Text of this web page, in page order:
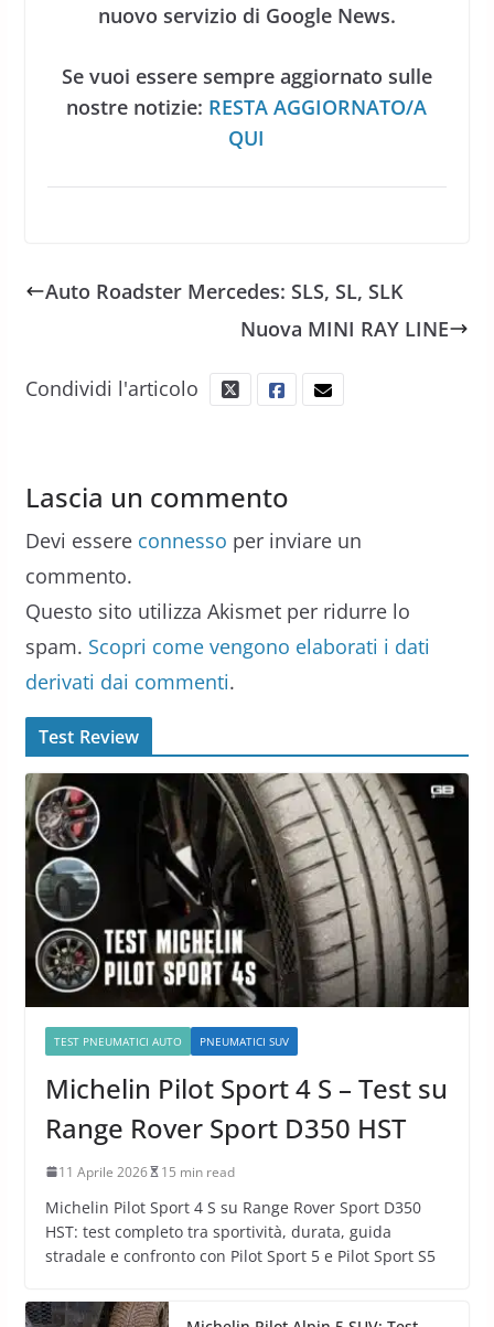
nuovo servizio di Google News.
Se vuoi essere sempre aggiornato sulle
nostre notizie: RESTA AGGIORNATO/A
QUI
Auto Roadster Mercedes: SLS, SL, SLK
Nuova MINI RAY LINE
Condividi l'articolo
Lascia un commento
Devi essere connesso per inviare un
commento.
Questo sito utilizza Akismet per ridurre lo
spam. Scopri come vengono elaborati i dati
derivati dai commenti.
Test Review
TEST PNEUMATICI AUTO PNEUMATICI SUV
Michelin Pilot Sport 4 S – Test su
Range Rover Sport D350 HST
11 Aprile 2026 15 min read
Michelin Pilot Sport 4 S su Range Rover Sport D350
HST: test completo tra sportività, durata, guida
stradale e confronto con Pilot Sport 5 e Pilot Sport S5